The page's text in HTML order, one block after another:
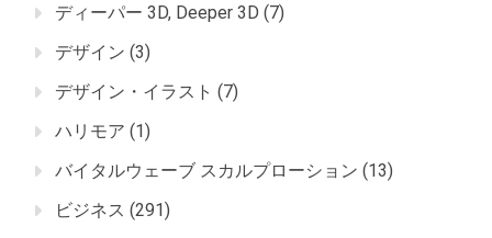
ディーパー 3D, Deeper 3D (7)
デザイン (3)
デザイン・イラスト (7)
ハリモア (1)
バイタルウェーブ スカルプローション (13)
ビジネス (291)